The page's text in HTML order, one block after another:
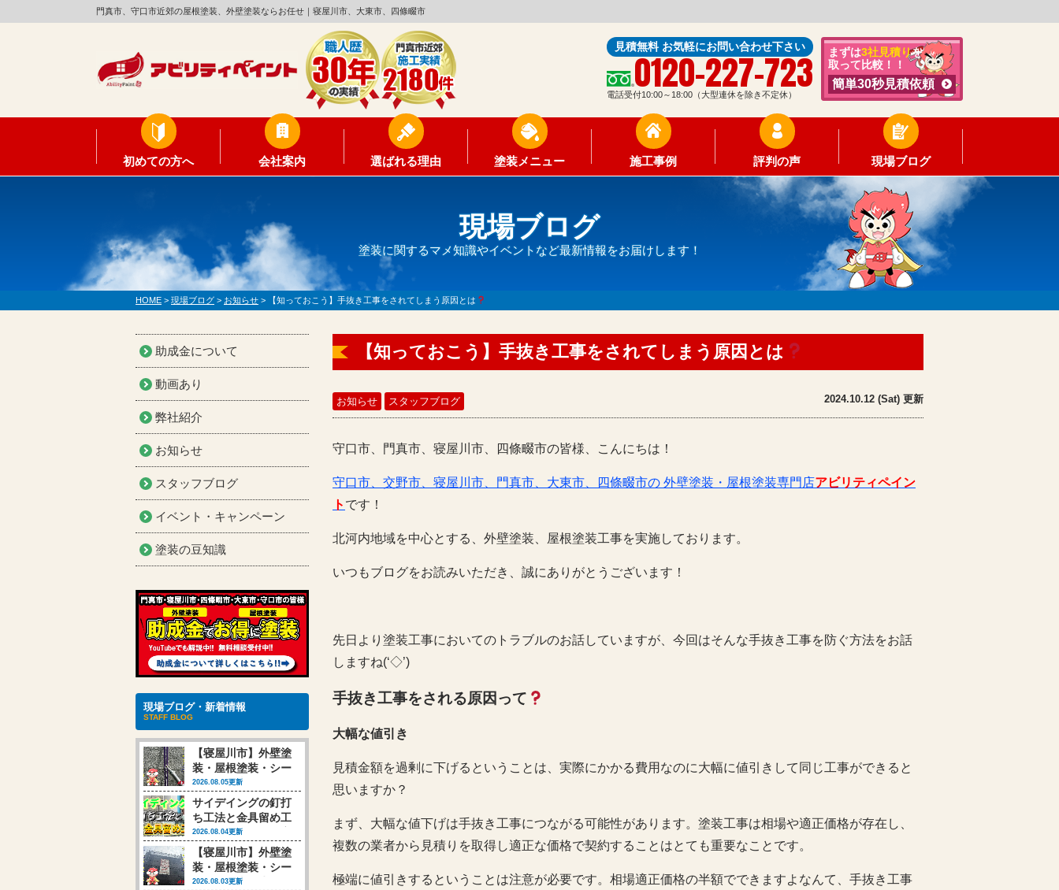
門真市、守口市近郊の屋根塗装、外壁塗装ならお任せ｜寝屋川市、大東市、四條畷市
見積無料 お気軽にお問い合わせ下さい
0120-227-723
電話受付10:00～18:00（大型連休を除き不定休）
まずは3社見積りを
取って比較！！
簡単30秒見積依頼
初めての方へ 会社案内 選ばれる理由 塗装メニュー 施工事例 評判の声 現場ブログ
現場ブログ
塗装に関するマメ知識やイベントなど最新情報をお届けします！
HOME > 現場ブログ > お知らせ > 【知っておこう】手抜き工事をされてしまう原因とは
【知っておこう】手抜き工事をされてしまう原因とは
お知らせ スタッフブログ 2024.10.12 (Sat) 更新
守口市、門真市、寝屋川市、四條畷市の皆様、こんにちは！
守口市、交野市、寝屋川市、門真市、大東市、四條畷市の 外壁塗装・屋根塗装専門店アビリティペイン
ト です！
北河内地域を中心とする、外壁塗装、屋根塗装工事を実施しております。
いつもブログをお読みいただき、誠にありがとうございます！
先日より塗装工事においてのトラブルのお話していますが、今回はそんな手抜き工事を防ぐ方法をお話
しますね(‘◇’)ゞ
手抜き工事をされる原因って
大幅な値引き
見積金額を過剰に下げるということは、実際にかかる費用なのに大幅に値引きして同じ工事ができると
思いますか？
まず、大幅な値下げは手抜き工事につながる可能性があります。塗装工事は相場や適正価格が存在し、
複数の業者から見積りを取得し適正な価格で契約することはとても重要なことです。
極端に値引きするということは注意が必要です。相場適正価格の半額でできますよなんて、手抜き工事
助成金について
動画あり
弊社紹介
お知らせ
スタッフブログ
イベント・キャンペーン
塗装の豆知識
現場ブログ・新着情報
STAFF BLOG
【寝屋川市】外壁塗
装・屋根塗装・シー
リング工事 シーリ
ング工事行いました
(‘◇’)ゞ
2026.08.05更新
サイデイングの釘打
ち工法と金具留め工
法、それによって変
わる塗装時の対応
【動画あり】
2026.08.04更新
【寝屋川市】外壁塗
装・屋根塗装・シー
リング工事 生まれ
2026.08.03更新